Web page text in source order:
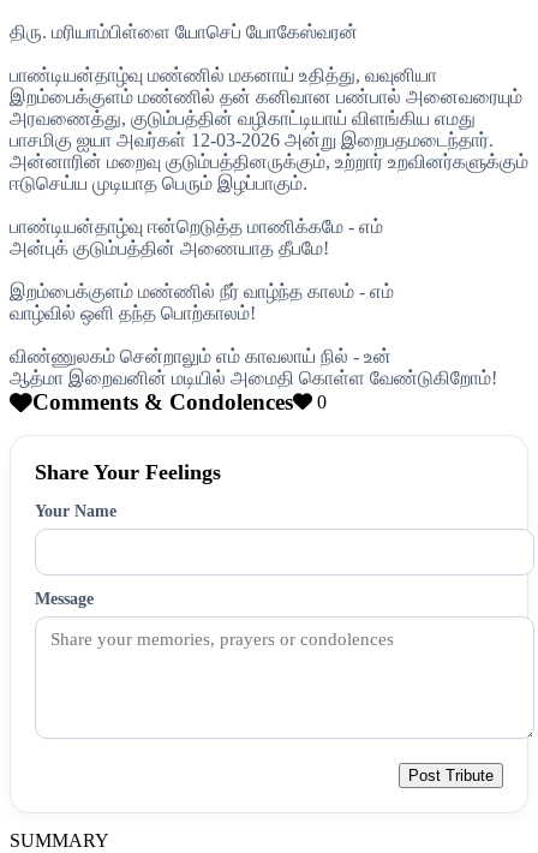
திரு. மரியாம்பிள்ளை யோசெப் யோகேஸ்வரன்
பாண்டியன்தாழ்வு மண்ணில் மகனாய் உதித்து, வவுனியா
இறம்பைக்குளம் மண்ணில் தன் கனிவான பண்பால் அனைவரையும்
அரவணைத்து, குடும்பத்தின் வழிகாட்டியாய் விளங்கிய எமது
பாசமிகு ஐயா அவர்கள் 12-03-2026 அன்று இறைபதமடைந்தார்.
அன்னாரின் மறைவு குடும்பத்தினருக்கும், உற்றார் உறவினர்களுக்கும்
ஈடுசெய்ய முடியாத பெரும் இழப்பாகும்.
பாண்டியன்தாழ்வு ஈன்றெடுத்த மாணிக்கமே - எம்
அன்புக் குடும்பத்தின் அணையாத தீபமே!
இறம்பைக்குளம் மண்ணில் நீர் வாழ்ந்த காலம் - எம்
வாழ்வில் ஒளி தந்த பொற்காலம்!
விண்ணுலகம் சென்றாலும் எம் காவலாய் நில் - உன்
ஆத்மா இறைவனின் மடியில் அமைதி கொள்ள வேண்டுகிறோம்!
Comments & Condolences 0
Share Your Feelings
Your Name
Message
Post Tribute
SUMMARY